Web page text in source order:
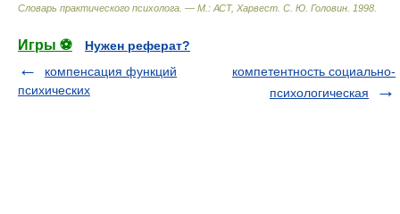
Словарь практического психолога. — М.: АСТ, Харвест С. Ю. Головин 1998
Игры ⚽
Нужен реферат?
компенсация функций
психических
компетентность социально-
психологическая